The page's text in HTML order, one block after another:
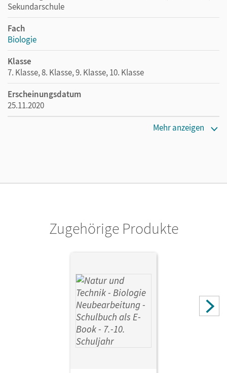
Sekundarschule
Fach
Biologie
Klasse
7. Klasse, 8. Klasse, 9. Klasse, 10. Klasse
Erscheinungsdatum
25.11.2020
Mehr anzeigen
Zugehörige Produkte